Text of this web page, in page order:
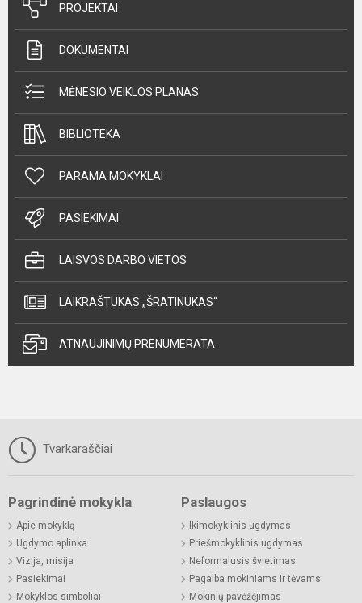
PROJEKTAI
DOKUMENTAI
MĖNESIO VEIKLOS PLANAS
BIBLIOTEKA
PARAMA MOKYKLAI
PASIEKIMAI
LAISVOS DARBO VIETOS
LAIKRAŠTUKAS „ŠRATINUKAS“
ATNAUJINIMŲ PRENUMERATA
Tvarkaraščiai
Pagrindinė mokykla
Apie mokyklą
Ugdymo aplinka
Vizija, misija
Pasiekimai
Mokyklos simboliai
Paslaugos
Ikimokyklinis ugdymas
Priešmokyklinis ugdymas
Neformalusis švietimas
Pagalba mokiniams ir tėvams
Mokinių pavėžėjimas